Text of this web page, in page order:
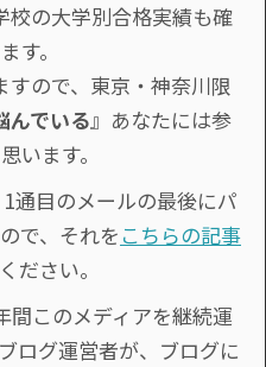
校の大学別合格実績も確
す。
ので、東京・神奈川限
んでいる』あなたには参
います。
通目のメールの最後にパ
で、それを こちらの記事
ださい。
間このメディアを継続運
ログ運営者が、ブログに